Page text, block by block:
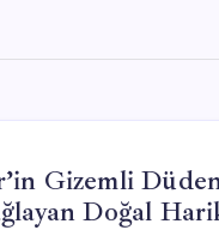
Gizemli
Doğal